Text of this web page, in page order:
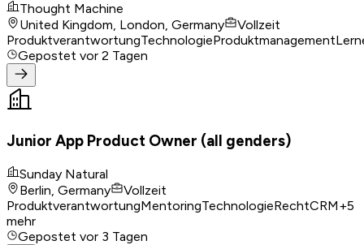
Thought Machine
United Kingdom, London, Germany
Vollzeit
ProduktverantwortungTechnologieProduktmanagement
Gepostet vor 2 Tagen
Junior App Product Owner (all genders)
Sunday Natural
Berlin, Germany
Vollzeit
ProduktverantwortungMentoringTechnologieRechtCRM+5
mehr
Gepostet vor 3 Tagen